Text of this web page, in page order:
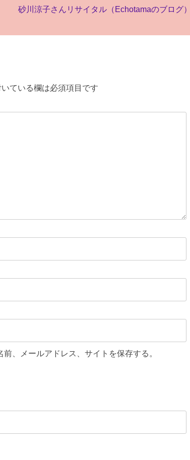
砂川涼子さんリサイタル（Echotamaのブログ）
いている欄は必須項目です
、メールアドレス、サイトを保存する。